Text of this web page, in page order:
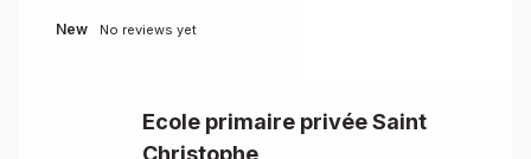
New No reviews yet
Ecole primaire privée Saint
Christophe